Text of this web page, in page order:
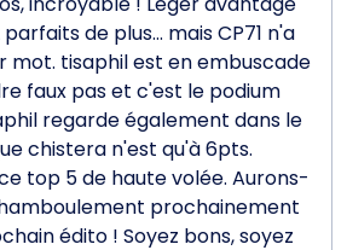
de plus... mais CP71 n'a
mot. tisaphil est en embuscade
faux pas et c'est le podium
regarde également dans le
chistera n'est qu'à 6pts.
top 5 de haute volée. Aurons-
prochainement
édito ! Soyez bons, soyez